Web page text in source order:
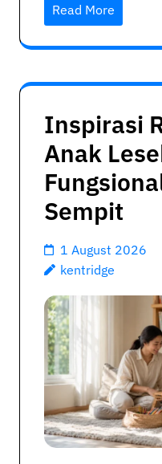
Read More
Inspirasi
Anak
Sempit
1 August 2026
kentridge